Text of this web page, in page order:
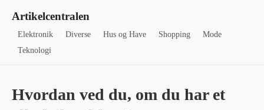
Artikelcentralen
Elektronik Diverse Hus og Have Shopping
Mode
Teknologi
Hvordan ved du, om du har et